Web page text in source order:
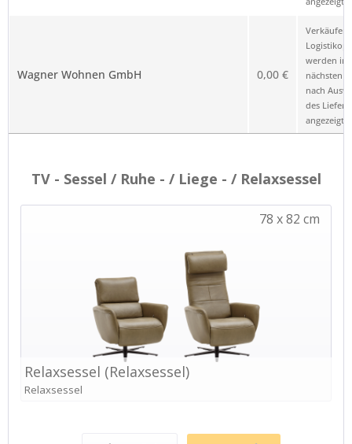
Wagner Wohnen GmbH 0,00 €
Verkäufer
werden im
nächsten
nach
des
angezeigt.